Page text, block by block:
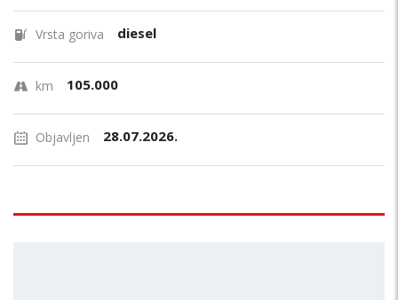
Vrsta goriva diesel
km 105.000
Objavljen 28.07.2026.